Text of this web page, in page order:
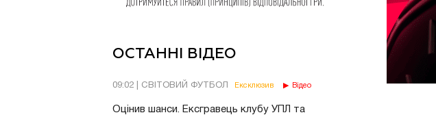
ОСТАННІ ВІДЕО
09:02 | СВІТОВИЙ ФУТБОЛ Ексклюзив Відео
Оцінив шанси. Ексгравець клубу УПЛ та